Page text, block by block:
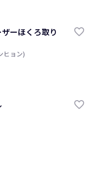
ーほくろ取り
ヒョン)